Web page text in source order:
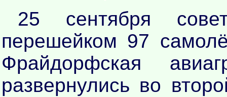
25 сентября
перешейком 97
Фрайдорфская
развернулись во